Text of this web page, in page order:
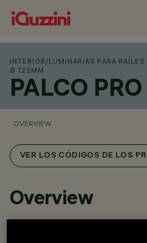
INTERIOR /LUMINARIAS PARA
Ø 122MM
PALCO
OVERVIEW
VER LOS CÓDIGOS DE LOS
Overview
Un innovador sistema